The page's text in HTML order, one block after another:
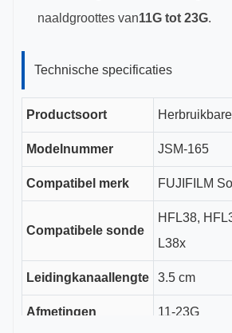
naaldgroottes van11G tot 23G.
Technische specificaties
Productsoort
Modelnummer JSM-165
Compatibel merk FUJIFILM
Compatibele sonde
HFL38,
L38x
Leidingkanaallengte 3.5 cm
Afmetingen 11-23G